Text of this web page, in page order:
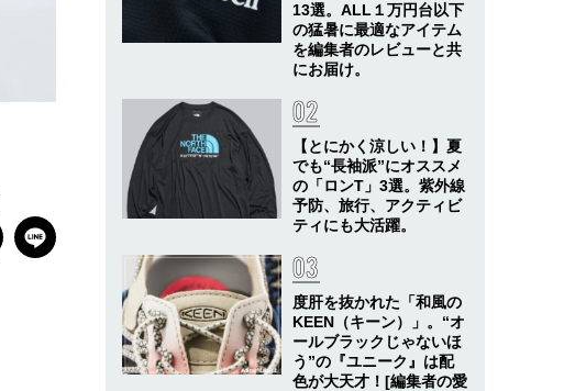
13選。ALL１万円台以下
の猛暑に最適なアイテム
を編集者のレビューと共
にお届け。
【とにかく涼しい！】夏
でも“長袖派”にオススメ
の「ロンT」3選。紫外線
予防、旅行、アクティビ
ティにも大活躍。
度肝を抜かれた「和風の
KEEN（キーン）」。“オ
ールブラックじゃないほ
う”の『ユニーク』は配
色が大天才！[編集者の愛